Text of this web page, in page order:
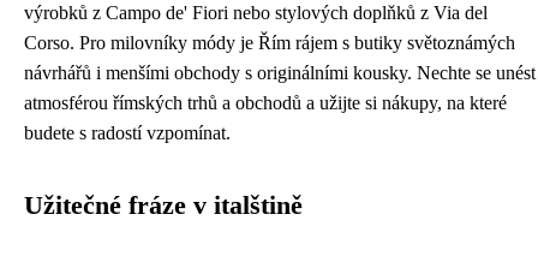
výrobků z Campo de' Fiori nebo stylových doplňků z Via del
Corso. Pro milovníky módy je Řím rájem s butiky světoznámých
návrhářů i menšími obchody s originálními kousky. Nechte se unést
atmosférou římských trhů a obchodů a užijte si nákupy, na které
budete s radostí vzpomínat.
Užitečné fráze v italštině